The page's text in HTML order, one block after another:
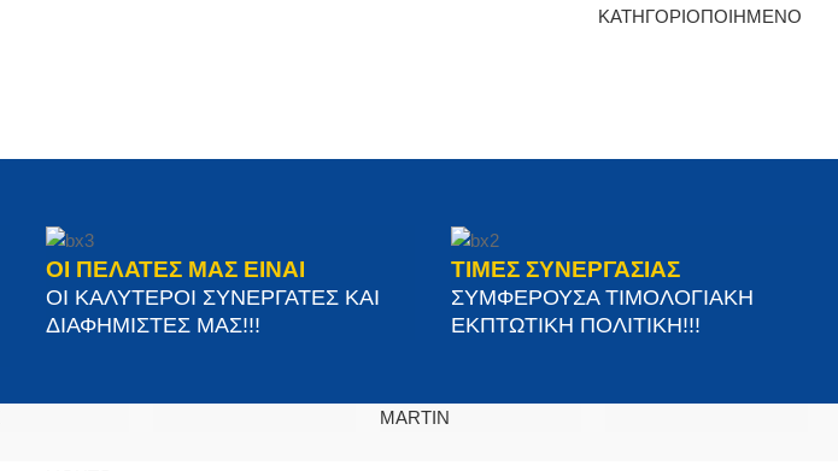
ΚΑΤΗΓΟΡΙΟΠΟΙΗΜΕΝΟ
ΟΙ ΠΕΛΑΤΕΣ ΜΑΣ ΕΙΝΑΙ
ΟΙ ΚΑΛΥΤΕΡΟΙ ΣΥΝΕΡΓΑΤΕΣ ΚΑΙ
ΔΙΑΦΗΜΙΣΤΕΣ ΜΑΣ!!!
ΤΙΜΕΣ ΣΥΝΕΡΓΑΣΙΑΣ
ΣΥΜΦΕΡΟΥΣΑ ΤΙΜΟΛΟΓΙΑΚΗ
ΕΚΠΤΩΤΙΚΗ ΠΟΛΙΤΙΚΗ!!!
MARTIN